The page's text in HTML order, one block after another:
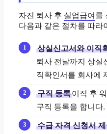
자진 퇴사 후 실업급여 를
다음과 같은 절차를 따라
상실신고서와 이직
퇴사 전날까지 상실
직확인서를 회사에
구직 등록이직 후
구직 등록을 합니다.
수급 자격 신청서